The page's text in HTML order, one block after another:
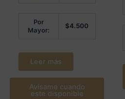
Por
Mayor:
$4.500
Leer más
Avísame cuando
este disponible